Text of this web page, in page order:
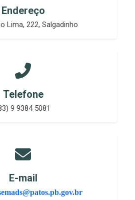
Endereço
Lima, 222, Salgadinho
Telefone
9 9384 5081
E-mail